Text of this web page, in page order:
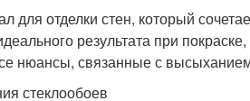
отделки стен, который
результата при
нюансы, связанные с
стеклообоев